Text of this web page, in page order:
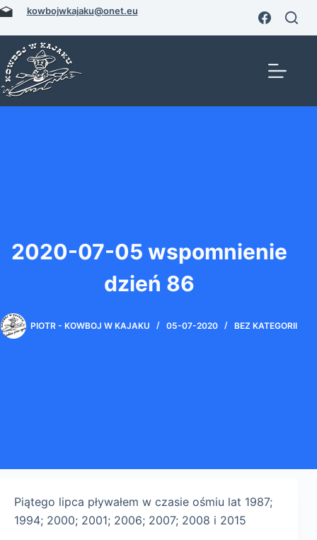
Przejdź
treści
kowbojwkajaku@onet.eu
2020-07-05 wspomnienie
dzień 86
PIOTR - KOWBOJ W KAJAKU 05-07-2020 BEZ KATEGORII
Piątego lipca pływałem w czasie ośmiu lat 1987;
1994; 2000; 2001; 2006; 2007; 2008 i 2015